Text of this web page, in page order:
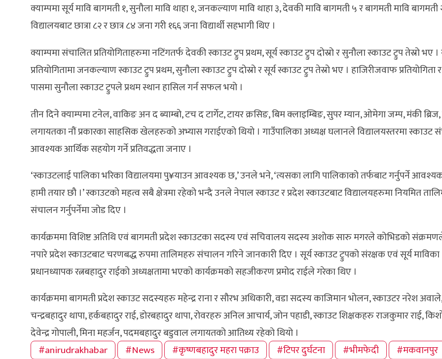
क्याम्पमा सूर्य मावि बागमती १, सुनौला मावि थाहा १, जनकल्याण मावि थाहा ३, देवकी मावि बागमती ५ र बागमती मावि बागमती
विद्यालयबाट छात्रा ८२ र छात्र ८४ जना गरी १६६ जना विद्यार्थी सहभागी थिए ।
क्याम्पमा संचालित प्रतियोगिताहरुमा नटिंगतर्फ देवकी स्काउट ट्रुप प्रथम, सूर्य स्काउट ट्रुप दोस्रो र सुनौला स्काउट ट्रुप तेस्रो भए
प्रतियोगितामा जनकल्याण स्काउट ट्रुप प्रथम, सुनौला स्काउट ट्रुप दोस्रो र सूर्य स्काउट ट्रुप तेस्रो भए । हाजिरीजवाफ प्रतियोगिता
पासमा सुनौला स्काउट ट्रुपले प्रथम स्थान हासिल गर्न सफल भयो ।
तीन दिने क्याम्पमा टनेल, वाकिङ अन द ब्याम्बो, टच द टार्गेट, टायर क्रसिङ, बिम क्लाइम्बिङ, सुपर म्यान, ओमेगा जम्प, मंकी ब्रिज,
लगायतका नौं प्रकारका साहसिक खेलहरुको अभ्यास गराईएको थियो । गाउँपालिका अध्यक्ष घलानले विद्यालयस्तरमा स्काउट
आवश्यक आर्थिक सहयोग गर्ने प्रतिवद्धता जनाए ।
‘स्काउटलाई पालिका भरिका विद्यालयमा पु¥याउन आवश्यक छ,’ उनले भने, ‘त्यसका लागि पालिकाको तर्फबाट गर्नुपर्ने आवश्यक
हामी तयार छौ ।’ स्काउटको महत्व सबै क्षेत्रमा रहेको भन्दै उनले नेपाल स्काउट र प्रदेश स्काउटबाट विद्यालयहरुमा नियमित
संचालन गर्नुपर्नेमा जोड दिए ।
कार्यक्रममा विशिष्ट अतिथि एवं बागमती प्रदेश स्काउटका सदस्य एवं सचिवालय सदस्य अशोक सारु मगरले कोभिडको
नपारे प्रदेश स्काउटबाट चरणबद्ध रुपमा तालिमहरु संचालन गरिने जानकारी दिए । सूर्य स्काउट ट्रुपको संरक्षक एवं सूर्य माविका
प्रधानध्यापक रत्नबहादुर राईको अध्यक्षतामा भएको कार्यक्रमको सहजीकरण प्रमोद राईले गरेका थिए ।
कार्यक्रममा बागमती प्रदेश स्काउट सदस्यहरु महेन्द्र राना र सौरभ अधिकारी, वडा सदस्य काजिमान भोलन, स्काउटर नरेश अवाले,
चन्द्रबहादुर थापा, हर्कबहादुर राई, डोरबहादुर थापा, रोवरहरु अनिल आचार्य, जोन पहाडी, स्काउट शिक्षकहरु राजकुमार राई,
देवेन्द्र गोपाली, मिना महर्जन, पदमबहादुर बडुवाल लगायतको आतिथ्य रहेको थियो ।
#anirudrakhabar
#News #कृष्णबहादुर महरा पक्राउ #टिपर दुर्घटना #भीमफेदी #मकवानपुर